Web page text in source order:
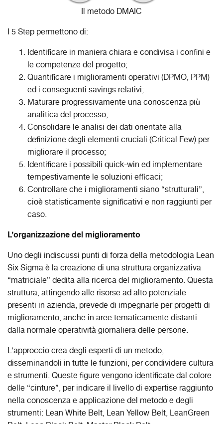
Il metodo DMAIC
I 5 Step permettono di:
Identificare in maniera chiara e condivisa i confini e
le competenze del progetto;
Quantificare i miglioramenti operativi (DPMO, PPM)
ed i conseguenti savings relativi;
Maturare progressivamente una conoscenza più
analitica del processo;
Consolidare le analisi dei dati orientate alla
definizione degli elementi cruciali (Critical Few) per
migliorare il processo;
Identificare i possibili quick-win ed implementare
tempestivamente le soluzioni efficaci;
Controllare che i miglioramenti siano “strutturali”,
cioè statisticamente significativi e non raggiunti per
caso.
L’organizzazione del miglioramento
Uno degli indiscussi punti di forza della metodologia Lean
Six Sigma è la creazione di una struttura organizzativa
“matriciale” dedita alla ricerca del miglioramento. Questa
struttura, attingendo alle risorse ad alto potenziale
presenti in azienda, prevede di impegnarle per progetti di
miglioramento, anche in aree tematicamente distanti
dalla normale operatività giornaliera delle persone.
L’approccio crea degli esperti di un metodo,
disseminandoli in tutte le funzioni, per condividere cultura
e strumenti. Queste figure vengono identificate dal colore
delle “cinture”, per indicare il livello di expertise raggiunto
nella conoscenza e applicazione del metodo e degli
strumenti: Lean White Belt, Lean Yellow Belt, LeanGreen